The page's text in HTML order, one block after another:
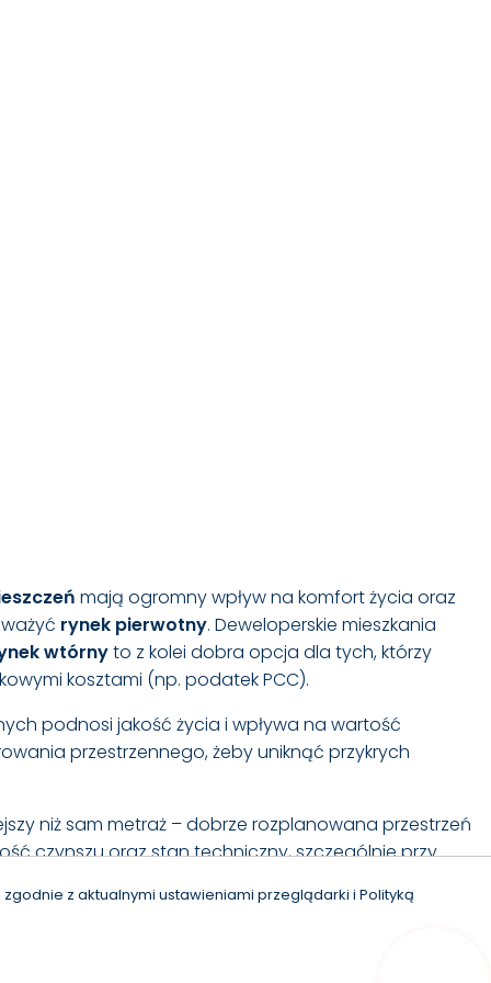
mają ogromny wpływ na komfort życia oraz
rynek pierwotny. Deweloperskie mieszkania
wtórnyto z kolei dobra opcja dla tych, którzy
kosztami (np. podatek PCC).
podnosi jakość życia i wpływa na wartość
przestrzennego, żeby uniknąć przykrych
niż sam metraż – dobrze rozplanowana przestrzeń
czynszu oraz stan techniczny, szczególnie przy
z aktualnymi ustawieniami przeglądarki i Polityką